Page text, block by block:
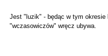
Jest "luzik" - będąc w tym okresie
"wczasowiczów" wręcz ubywa.